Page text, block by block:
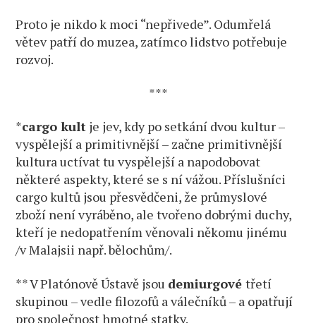
Proto je nikdo k moci “nepřivede”. Odumřelá
větev patří do muzea, zatímco lidstvo potřebuje
rozvoj.
***
*cargo kult je jev, kdy po setkání dvou kultur –
vyspělejší a primitivnější – začne primitivnější
kultura uctívat tu vyspělejší a napodobovat
některé aspekty, které se s ní vážou. Příslušníci
cargo kultů jsou přesvědčeni, že průmyslové
zboží není vyráběno, ale tvořeno dobrými duchy,
kteří je nedopatřením věnovali někomu jinému
/v Malajsii např. bělochům/.
** V Platónově Ústavě jsou demiurgovétřetí
skupinou – vedle filozofů a válečníků – a opatřují
pro společnost hmotné statky.